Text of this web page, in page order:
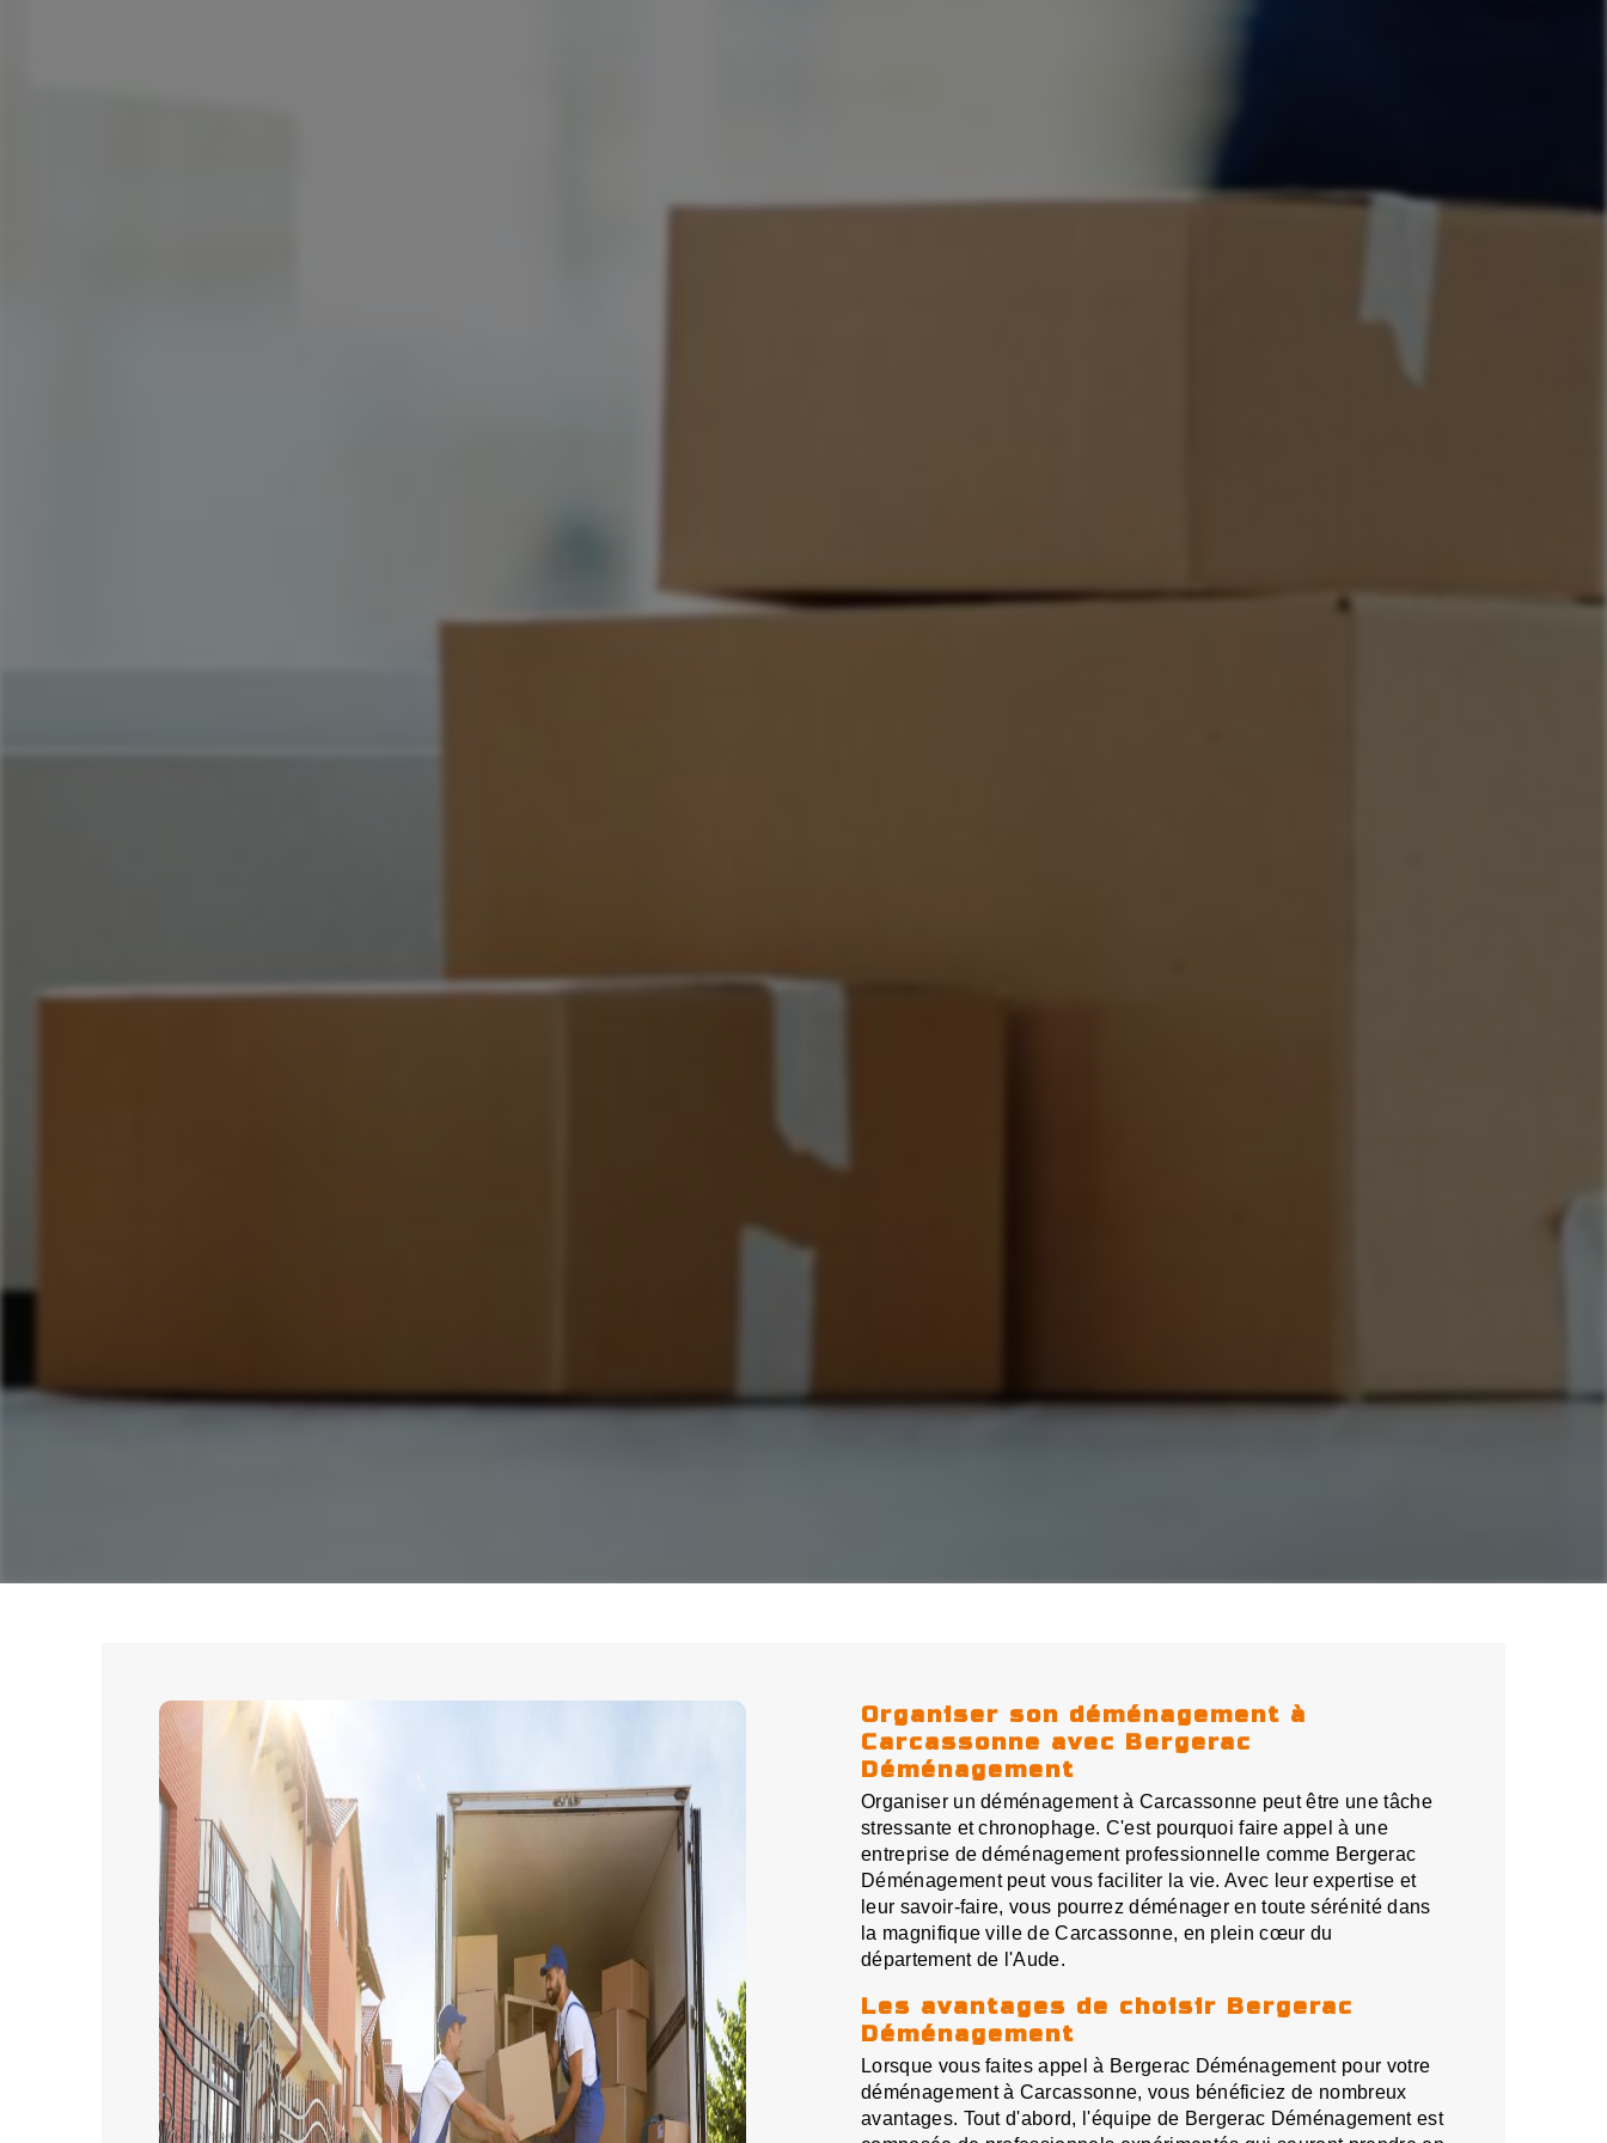
Organiser son déménagement à
Carcassonne avec Bergerac
Déménagement
Organiser un déménagement à Carcassonne peut être une tâche
stressante et chronophage. C'est pourquoi faire appel à une
entreprise de déménagement professionnelle comme Bergerac
Déménagement peut vous faciliter la vie. Avec leur expertise et
leur savoir-faire, vous pourrez déménager en toute sérénité dans
la magnifique ville de Carcassonne, en plein cœur du
département de l'Aude.
Les avantages de choisir Bergerac
Déménagement
Lorsque vous faites appel à Bergerac Déménagement pour votre
déménagement à Carcassonne, vous bénéficiez de nombreux
avantages. Tout d'abord, l'équipe de Bergerac Déménagement est